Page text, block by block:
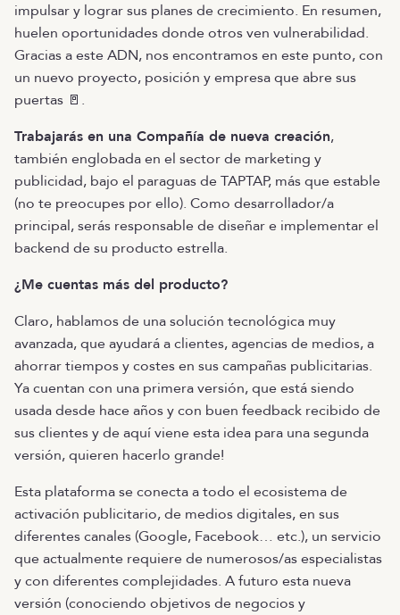
impulsar y lograr sus planes de crecimiento. En resumen,
huelen oportunidades donde otros ven vulnerabilidad.
Gracias a este ADN, nos encontramos en este punto, con
un nuevo proyecto, posición y empresa que abre sus
puertas 🚪.
Trabajarás en una Compañía de nueva creación,
también englobada en el sector de marketing y
publicidad, bajo el paraguas de TAPTAP, más que estable
(no te preocupes por ello). Como desarrollador/a
principal, serás responsable de diseñar e implementar el
backend de su producto estrella.
¿Me cuentas más del producto?
Claro, hablamos de una solución tecnológica muy
avanzada, que ayudará a clientes, agencias de medios, a
ahorrar tiempos y costes en sus campañas publicitarias.
Ya cuentan con una primera versión, que está siendo
usada desde hace años y con buen feedback recibido de
sus clientes y de aquí viene esta idea para una segunda
versión, quieren hacerlo grande!
Esta plataforma se conecta a todo el ecosistema de
activación publicitario, de medios digitales, en sus
diferentes canales (Google, Facebook… etc.), un servicio
que actualmente requiere de numerosos/as especialistas
y con diferentes complejidades. A futuro esta nueva
versión (conociendo objetivos de negocios y